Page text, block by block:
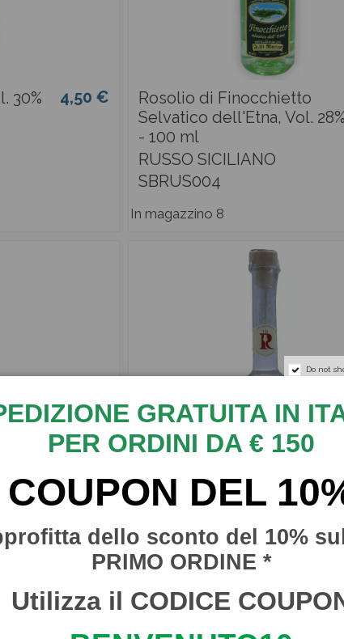
30%
4,50 €
Rosolio di Finocchietto
Selvatico dell'Etna, Vol. 28%
- 100 ml
RUSSO SICILIANO
SBRUS004
In magazzino 8
ml
4,50 €
Grappa dell'Etna, Vol. 40% -
100 ml
SBRUS008
Do not
GRATUITA IN
PER ORDINI DA € 150
COUPON DEL
dello sconto del 10%
PRIMO ORDINE *
Utilizza il CODICE